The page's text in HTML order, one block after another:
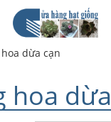
dừa cạn
hoa